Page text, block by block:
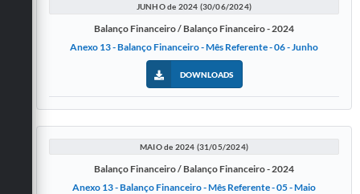
JUNHO de 2024 (30/06/2024)
Balanço Financeiro / Balanço Financeiro - 2024
Anexo 13 - Balanço Financeiro - Mês Referente - 06 - Junho
DOWNLOADS
MAIO de 2024 (31/05/2024)
Balanço Financeiro / Balanço Financeiro - 2024
Anexo 13 - Balanço Financeiro - Mês Referente - 05 - Maio